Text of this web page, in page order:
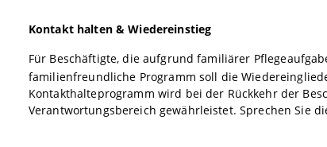
Kontakt halten & Wiedereinstieg
Für Beschäftigte, die aufgrund familiärer
familienfreundliche Programm soll die
Kontakthalteprogramm wird bei der Rückkehr der
Verantwortungsbereich gewährleistet. Sprechen Sie